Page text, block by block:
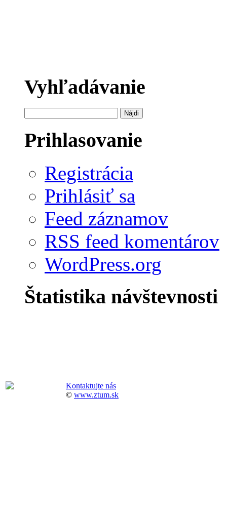
Vyhľadávanie
Prihlasovanie
Registrácia
Prihlásiť sa
Feed záznamov
RSS feed komentárov
WordPress.org
Štatistika návštevnosti
Kontaktujte nás
© www.ztum.sk